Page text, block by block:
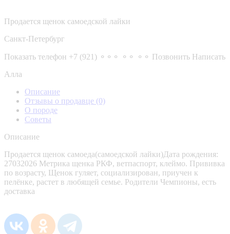
Продается щенок самоедской лайки
Санкт-Петербург
Показать телефон +7 (921) ⚬⚬⚬ ⚬⚬ ⚬⚬ Позвонить Написать
Алла
Описание
Отзывы о продавце (0)
О породе
Советы
Описание
Продается щенок самоеда(самоедской лайки)Дата рождения:
27032026 Метрика щенка РКФ, ветпаспорт, клеймо. Прививка
по возрасту, Щенок гуляет, социализирован, приучен к
пелёнке, растет в любящей семье. Родители Чемпионы, есть
доставка